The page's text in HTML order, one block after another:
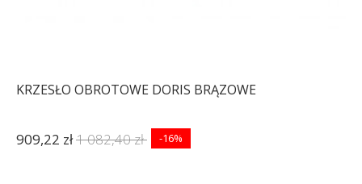
KRZESŁO OBROTOWE DORIS BRĄZOWE
909,22 zł1 082,40 zł -16%